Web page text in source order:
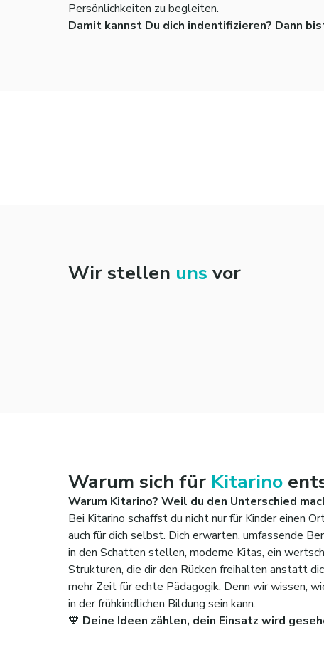
Persönlichkeiten zu begleiten.
Damit kannst Du dich indentifizieren? Dann
Wir stellen uns vor
Warum sich für Kitarino
Warum Kitarino? Weil du den Unterschied
Bei Kitarino schaffst du nicht nur für Kinder einen
auch für dich selbst. Dich erwarten, umfassende
in den Schatten stellen, moderne Kitas, ein
Strukturen, die dir den Rücken freihalten anstatt
mehr Zeit für echte Pädagogik. Denn wir wissen,
in der frühkindlichen Bildung sein kann.
🧡 Deine Ideen zählen, dein Einsatz wird